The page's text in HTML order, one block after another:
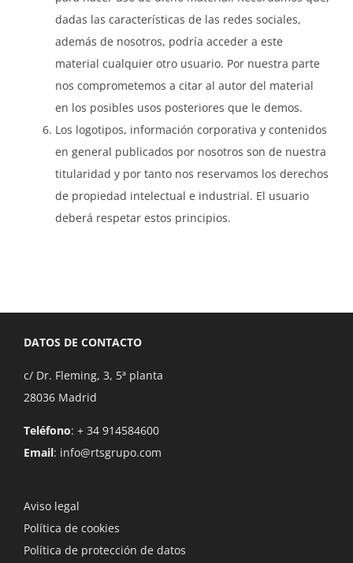
dadas las características de las redes sociales,
además de nosotros, podría acceder a este
material cualquier otro usuario. Por nuestra parte
nos comprometemos a citar al autor del material
en los posibles usos posteriores que le demos.
Los logotipos, información corporativa y contenidos
en general publicados por nosotros son de nuestra
titularidad y por tanto nos reservamos los derechos
de propiedad intelectual e industrial. El usuario
deberá respetar estos principios.
DATOS DE CONTACTO
c/ Dr. Fleming, 3, 5ª planta
28036 Madrid
Teléfono: + 34 914584600
Email: info@rtsgrupo.com
Aviso legal
Política de cookies
Política de protección de datos